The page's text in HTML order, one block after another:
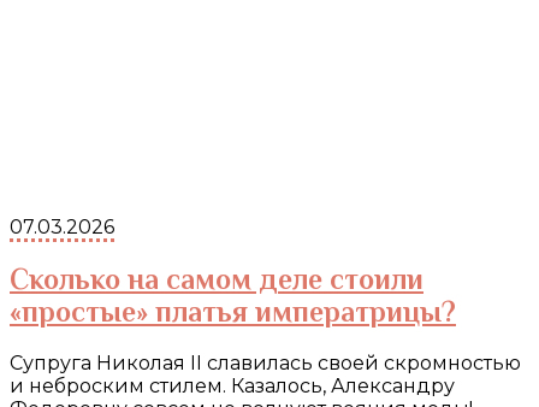
07.03.2026
Сколько на самом деле стоили
«простые» платья императрицы?
Супруга Николая II славилась своей скромностью
и неброским стилем. Казалось, Александру